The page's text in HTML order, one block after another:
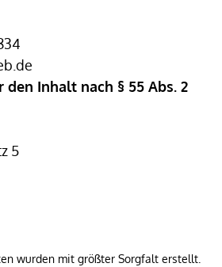
Inhalt nach § 55 Abs. 2
5
wurden mit größter Sorgfalt erstellt.